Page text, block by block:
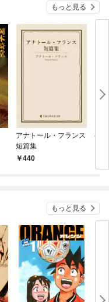
もっと見る
アナトール・フランス
短篇集
440
半
もっと見る